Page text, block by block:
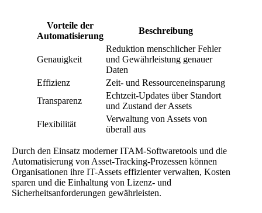
Vorteile der
Automatisierung
Beschreibung
Genauigkeit
Reduktion menschlicher Fehler
und Gewährleistung genauer
Daten
Effizienz
Zeit- und Ressourceneinsparung
Transparenz
Echtzeit-Updates über Standort
und Zustand der Assets
Flexibilität
Verwaltung von Assets von
überall aus
Durch den Einsatz moderner ITAM-Softwaretools und die
Automatisierung von Asset-Tracking-Prozessen können
Organisationen ihre IT-Assets effizienter verwalten, Kosten
sparen und die Einhaltung von Lizenz- und
Sicherheitsanforderungen gewährleisten.